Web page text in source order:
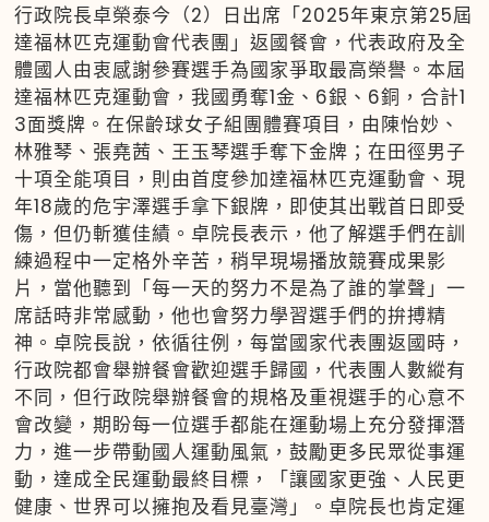
行政院長卓榮泰今（2）日出席「2025年東京第25屆
達福林匹克運動會代表團」返國餐會，代表政府及全
體國人由衷感謝參賽選手為國家爭取最高榮譽。本屆
達福林匹克運動會，我國勇奪1金、6銀、6銅，合計1
3面獎牌。在保齡球女子組團體賽項目，由陳怡妙、
林雅琴、張堯茜、王玉琴選手奪下金牌；在田徑男子
十項全能項目，則由首度參加達福林匹克運動會、現
年18歲的危宇澤選手拿下銀牌，即使其出戰首日即受
傷，但仍斬獲佳績。卓院長表示，他了解選手們在訓
練過程中一定格外辛苦，稍早現場播放競賽成果影
片，當他聽到「每一天的努力不是為了誰的掌聲」一
席話時非常感動，他也會努力學習選手們的拚搏精
神。卓院長說，依循往例，每當國家代表團返國時，
行政院都會舉辦餐會歡迎選手歸國，代表團人數縱有
不同，但行政院舉辦餐會的規格及重視選手的心意不
會改變，期盼每一位選手都能在運動場上充分發揮潛
力，進一步帶動國人運動風氣，鼓勵更多民眾從事運
動，達成全民運動最終目標，「讓國家更強、人民更
健康、世界可以擁抱及看見臺灣」。卓院長也肯定運